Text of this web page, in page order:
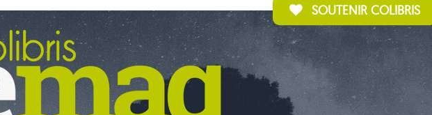
SOUTENIR COLIBRIS